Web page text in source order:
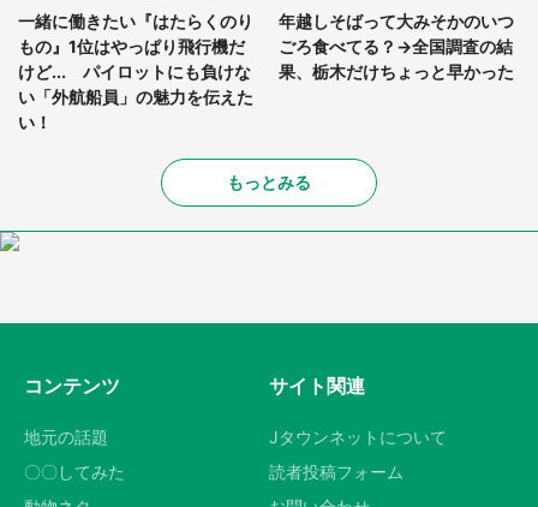
一緒に働きたい『はたらくのり
もの』1位はやっぱり飛行機だ
けど... パイロットにも負けな
い「外航船員」の魅力を伝えた
い！
年越しそばって大みそかのいつ
ごろ食べてる？→全国調査の結
果、栃木だけちょっと早かった
もっとみる
コンテンツ
地元の話題
〇〇してみた
サイト関連
Jタウンネットについて
読者投稿フォーム